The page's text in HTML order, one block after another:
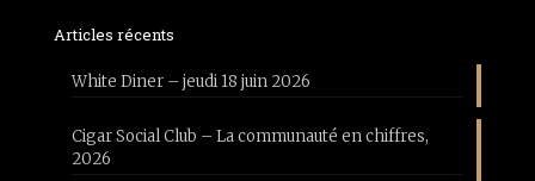
Articles récents
White Diner – jeudi 18 juin 2026
Cigar Social Club – La communauté en chiffres,
2026